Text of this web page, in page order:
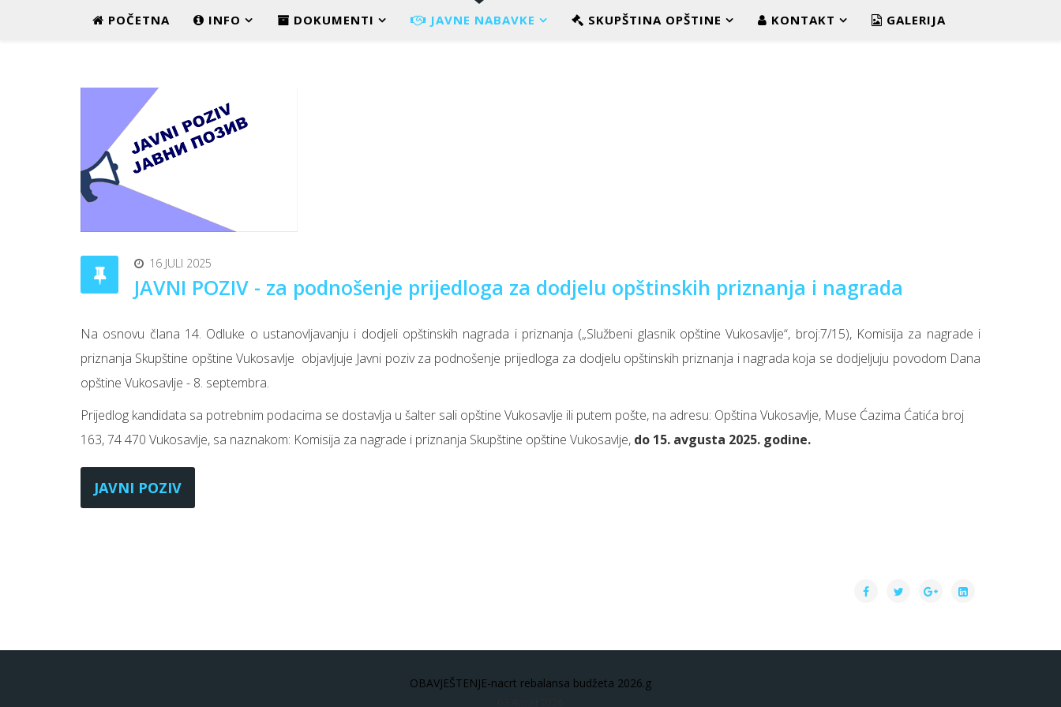
POČETNA INFO DOKUMENTI JAVNE NABAVKE SKUPŠTINA OPŠTINE KONTAKT GALERIJA
16 JULI 2025
JAVNI POZIV - za podnošenje prijedloga za dodjelu opštinskih priznanja i nagrada
Na osnovu člana 14. Odluke o ustanovljavanju i dodjeli opštinskih nagrada i priznanja („Službeni glasnik opštine Vukosavlje“, broj:7/15), Komisija za nagrade i
priznanja Skupštine opštine Vukosavlje objavljuje Javni poziv za podnošenje prijedloga za dodjelu opštinskih priznanja i nagrada koja se dodjeljuju povodom Dana
opštine Vukosavlje - 8. septembra.
Prijedlog kandidata sa potrebnim podacima se dostavlja u šalter sali opštine Vukosavlje ili putem pošte, na adresu: Opština Vukosavlje, Muse Ćazima Ćatića broj
163, 74 470 Vukosavlje, sa naznakom: Komisija za nagrade i priznanja Skupštine opštine Vukosavlje, do 15. avgusta 2025. godine.
JAVNI POZIV
OBAVJEŠTENJE-nacrt rebalansa budžeta 2026.g